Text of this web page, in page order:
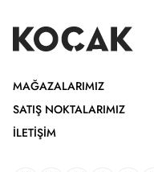
MAĞAZALARIMIZ
SATIŞ NOKTALARIMIZ
İLETIŞIM